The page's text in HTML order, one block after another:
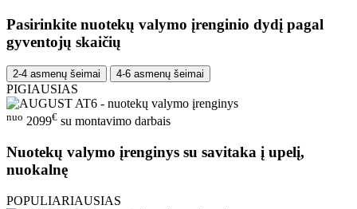
Pasirinkite nuotekų valymo įrenginio dydį pagal
gyventojų skaičių
2-4 asmenų šeimai 4-6 asmenų šeimai
PIGIAUSIAS
nuo 2099€ su montavimo darbais
Nuotekų valymo įrenginys su savitaka į upelį,
nuokalnę
POPULIARIAUSIAS